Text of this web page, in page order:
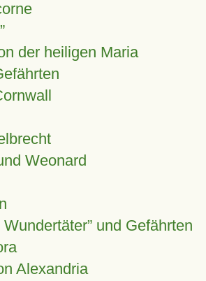
der heiligen Maria
Weonard
Wundertäter” und Gefährten
Alexandria